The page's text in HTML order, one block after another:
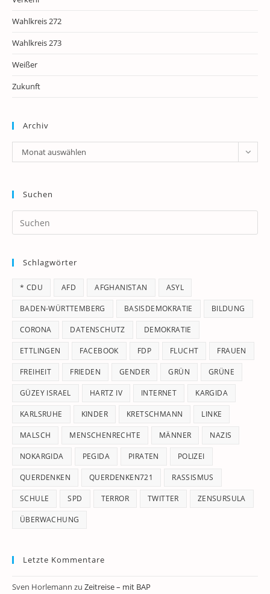
Wahlkreis 272
Wahlkreis 273
Weißer
Zukunft
Archiv
Archiv
Monat auswählen
Suchen
Schlagwörter
* CDU AFD AFGHANISTAN ASYL
BADEN-WÜRTTEMBERG BASISDEMOKRATIE BILDUNG
CORONA DATENSCHUTZ DEMOKRATIE
ETTLINGEN FACEBOOK FDP FLUCHT FRAUEN
FREIHEIT FRIEDEN GENDER GRÜN GRÜNE
GÜZEY ISRAEL HARTZ IV INTERNET KARGIDA
KARLSRUHE KINDER KRETSCHMANN LINKE
MALSCH MENSCHENRECHTE MÄNNER NAZIS
NOKARGIDA PEGIDA PIRATEN POLIZEI
QUERDENKEN QUERDENKEN721 RASSISMUS
SCHULE SPD TERROR TWITTER ZENSURSULA
ÜBERWACHUNG
Letzte Kommentare
Sven Horlemann zu Zeitreise – mit BAP